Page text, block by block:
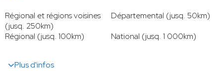
Régional et régions voisines
(jusq. 250km)
Départemental (jusq. 50km)
Régional (jusq. 100km)
National (jusq. 1 000km)
Plus d'infos